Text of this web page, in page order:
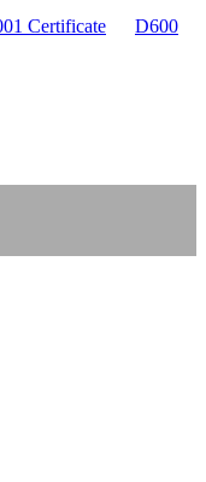
Certificate
D600